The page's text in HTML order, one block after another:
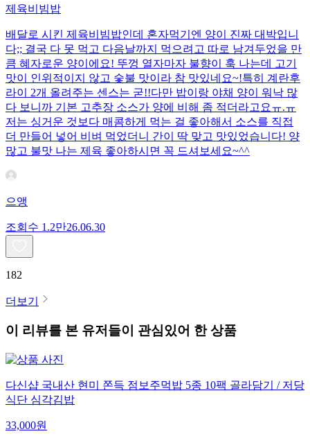
제육비빔밥
배달로 시킨 제육비빔밥인데 혼자먹기엔 양이 진짜 대박입니
다;; 결국 다 못 먹고 다음날까지 먹으려고 따로 남겨두었을 만
큼 혜자로운 양이에요! 뚜껑 열자마자 불향이 훅 나는데 고기
맛이 인위적이지 않고 숯불 맛이라 참 맛있네요~!특히 계란후
라이 2개 올려주는 센스는 굳!! ​다만 밥이랑 야채 양이 워낙 많
다 보니까 기본 고추장 소스가 양에 비해 좀 적더라고요ㅠ.ㅠ
저는 싱거운 것보다 매콤하게 먹는 걸 좋아해서 소스를 직접
더 만들어 넣어 비벼 먹었더니 간이 딱 맞고 맛있었습니다! 양
많고 불맛 나는 제육 좋아하시면 꼭 드셔보세요~^^
으앵
조회수 1.2만26.06.30
182
더보기
이 리뷰를 본 유저들이 관심있어 한 상품
다신샵 국내산 현미 쫀득 점보주먹밥 5종 10팩 골라담기 / 저당
식단 심각김밥
33,000원